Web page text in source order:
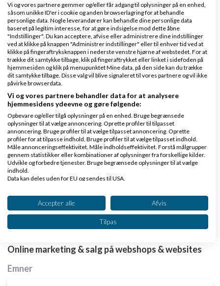
Den er også fin. Held og lykke med det!
Her kan du se de 5 mest brugte plugins med den
used-wordpress-social-media-sharing-buttons-
plugins.html
Svar
Tilbage til toppen
Online marketing & salg på webshops & websites
Emner
Vi og vores partnere gemmer og/eller får adgang til oplysninger på en enhed,
såsom unikke ID'er i cookie og anden browserlagring for at behandle
personlige data. Nogle leverandører kan behandle dine personlige data
baseret på legitim interesse, for at gøre indsigelse mod dette åbne
"Indstillinger". Du kan acceptere, afvise eller administrere dine indstillinger
ved at klikke på knappen "Administrer indstillinger" eller til enhver tid ved at
klikke på fingeraftryksknappen i nederste venstre hjørne af webstedet. For at
trække dit samtykke tilbage, klik på fingeraftrykket eller linket i sidefoden på
hjemmesiden og klik på menupunktet Mine data, på den side kan du trække
dit samtykke tilbage. Disse valg vil blive signaleret til vores partnere og vil ikke
påvirke browserdata.
Vi og vores partnere behandler data for at analysere
hjemmesidens ydeevne og gøre følgende:
Opbevare og/eller tilgå oplysninger på en enhed. Bruge begrænsede
oplysninger til at vælge annoncering. Oprette profiler til tilpasset
annoncering. Bruge profiler til at vælge tilpasset annoncering. Oprette
profiler for at tilpasse indhold. Bruge profiler til at vælge tilpasset indhold.
Måle annonceringseffektivitet. Måle indholdseffektivitet. Forstå målgrupper
gennem statistikker eller kombinationer af oplysninger fra forskellige kilder.
Udvikle og forbedre tjenester. Bruge begrænsede oplysninger til at vælge
indhold.
Data kan deles uden for EU og sendes til USA.
Se partnerliste (2 IAB-leverandører)
Vi bruger dine data til følgende formål:
IAB's behandlingsformål:
enhed
Bruge begrænsede oplysninger til at vælge
Accepter alle Afvis
Tilpas